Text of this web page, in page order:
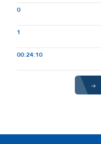
0
1
00:24:10